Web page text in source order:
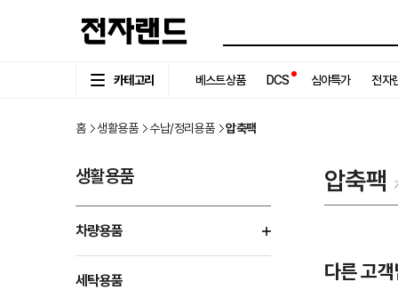
카테고리 베스트상품 DCS 심야특가 전자
홈 생활용품 수납/정리용품 압축팩
생활용품
차량용품
세탁용품
압축팩
다른 고